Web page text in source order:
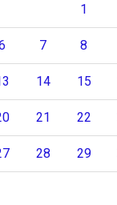
1
7 8
14 15
21 22
28 29